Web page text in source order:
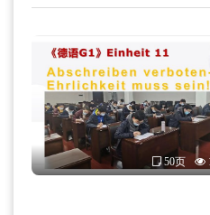
50页